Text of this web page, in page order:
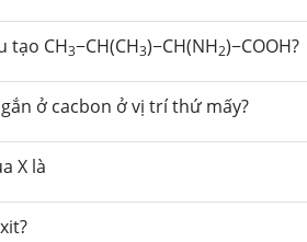
tạo CH3−CH(CH3)−CH(NH2)−COOH?
ở cacbon ở vị trí thứ mấy?
X là